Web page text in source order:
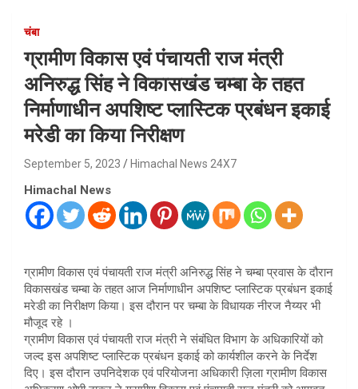
चंबा
ग्रामीण विकास एवं पंचायती राज मंत्री
अनिरुद्ध सिंह ने विकासखंड चम्बा के तहत
निर्माणाधीन अपशिष्ट प्लास्टिक प्रबंधन इकाई
मरेडी का किया निरीक्षण
September 5, 2023 Himachal News 24X7
Himachal News
ग्रामीण विकास एवं पंचायती राज मंत्री अनिरुद्ध सिंह ने चम्बा प्रवास के दौरान
विकासखंड चम्बा के तहत आज निर्माणाधीन अपशिष्ट प्लास्टिक प्रबंधन इकाई
मरेडी का निरीक्षण किया। इस दौरान पर चम्बा के विधायक नीरज नैय्यर भी
मौजूद रहे ।
ग्रामीण विकास एवं पंचायती राज मंत्री ने संबंधित विभाग के अधिकारियों को
जल्द इस अपशिष्ट प्लास्टिक प्रबंधन इकाई को कार्यशील करने के निर्देश
दिए। इस दौरान उपनिदेशक एवं परियोजना अधिकारी ज़िला ग्रामीण विकास